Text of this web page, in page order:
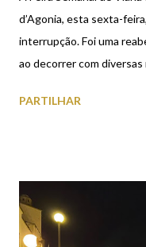
d’Agonia, esta sexta-
interrupção. Foi uma
ao decorrer com
Município de Viana
PARTILHAR